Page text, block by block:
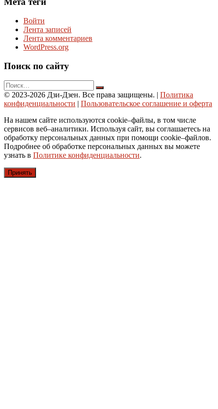
Войти
Лента записей
Лента комментариев
WordPress.org
Поиск по сайту
© 2023-2026 Дзи-Дзен. Все права защищены. | Политика
конфиденциальности | Пользовательское соглашение и оферта
На нашем сайте используются cookie–файлы, в том числе
сервисов веб–аналитики. Используя сайт, вы соглашаетесь на
обработку персональных данных при помощи cookie–файлов.
Подробнее об обработке персональных данных вы можете
узнать в Политике конфиденциальности.
Принять